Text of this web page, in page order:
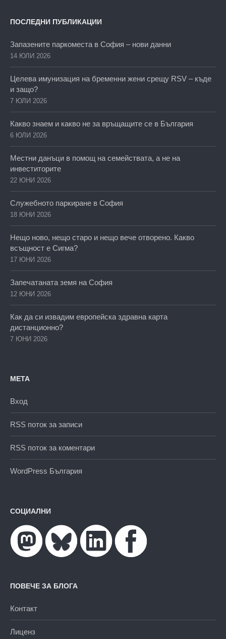
ПОСЛЕДНИ ПУБЛИКАЦИИ
Запазените паркоместа в София – нови данни
14 ЮЛИ 2026
Целева имунизация на бременни жени срещу RSV – къде
и защо?
7 ЮЛИ 2026
Какво знаем и какво не за връщащите се в България
6 ЮЛИ 2026
Местни данъци в помощ на семействата, а не на
инвеститорите
22 ЮНИ 2026
Служебното паркиране в София
18 ЮНИ 2026
Нещо ново, нещо старо и нещо вече отворено. Какво
всъщност е Сигма?
17 ЮНИ 2026
Запечатаната земя на София
12 ЮНИ 2026
Как да си извадим европейска здравна карта
дистанционно?
7 ЮНИ 2026
МЕТА
Вход
RSS поток за записи
RSS поток за коментари
WordPress България
СОЦИАЛНИ
ПОВЕЧЕ ЗА БЛОГА
Контакт
Лиценз